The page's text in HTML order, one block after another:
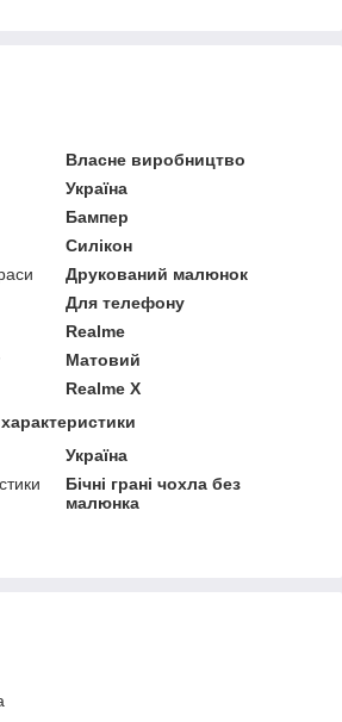
Власне виробництво
Україна
Бампер
Силікон
Друкований малюнок
Для телефону
Realme
Матовий
Realme X
Україна
Бічні грані чохла без
малюнка